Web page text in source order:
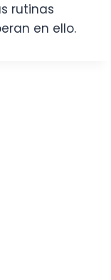
rutinas
en ello.